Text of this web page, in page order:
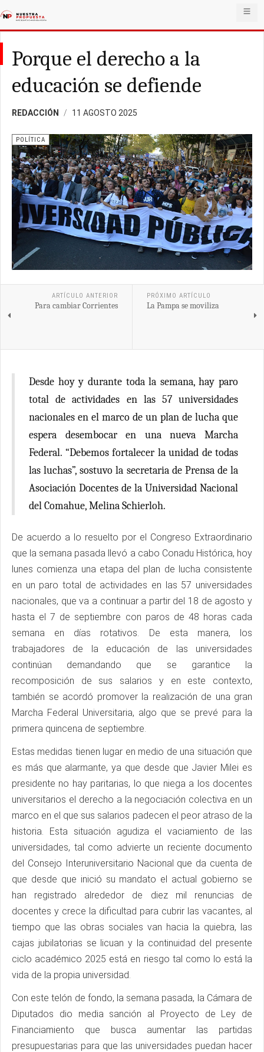
Porque el derecho a la
educación se defiende
REDACCIÓN 11 AGOSTO 2025
POLÍTICA
ARTÍCULO ANTERIOR
Para cambiar Corrientes
PRÓXIMO ARTÍCULO
La Pampa se moviliza
Desde hoy y durante toda la semana, hay paro
total de actividades en las 57 universidades
nacionales en el marco de un plan de lucha que
espera desembocar en una nueva Marcha
Federal. “Debemos fortalecer la unidad de todas
las luchas”, sostuvo la secretaria de Prensa de la
Asociación Docentes de la Universidad Nacional
del Comahue, Melina Schierloh.
De acuerdo a lo resuelto por el Congreso Extraordinario
que la semana pasada llevó a cabo Conadu Histórica, hoy
lunes comienza una etapa del plan de lucha consistente
en un paro total de actividades en las 57 universidades
nacionales, que va a continuar a partir del 18 de agosto y
hasta el 7 de septiembre con paros de 48 horas cada
semana en días rotativos. De esta manera, los
trabajadores de la educación de las universidades
continúan demandando que se garantice la
recomposición de sus salarios y en este contexto,
también se acordó promover la realización de una gran
Marcha Federal Universitaria, algo que se prevé para la
primera quincena de septiembre.
Estas medidas tienen lugar en medio de una situación que
es más que alarmante, ya que desde que Javier Milei es
presidente no hay paritarias, lo que niega a los docentes
universitarios el derecho a la negociación colectiva en un
marco en el que sus salarios padecen el peor atraso de la
historia. Esta situación agudiza el vaciamiento de las
universidades, tal como advierte un reciente documento
del Consejo Interuniversitario Nacional que da cuenta de
que desde que inició su mandato el actual gobierno se
han registrado alrededor de diez mil renuncias de
docentes y crece la dificultad para cubrir las vacantes, al
tiempo que las obras sociales van hacia la quiebra, las
cajas jubilatorias se licuan y la continuidad del presente
ciclo académico 2025 está en riesgo tal como lo está la
vida de la propia universidad.
Con este telón de fondo, la semana pasada, la Cámara de
Diputados dio media sanción al Proyecto de Ley de
Financiamiento que busca aumentar las partidas
presupuestarias para que las universidades puedan hacer